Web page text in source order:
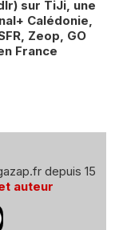
sur TiJi, une
Calédonie,
Zeop, GO
France
depuis 15
auteur